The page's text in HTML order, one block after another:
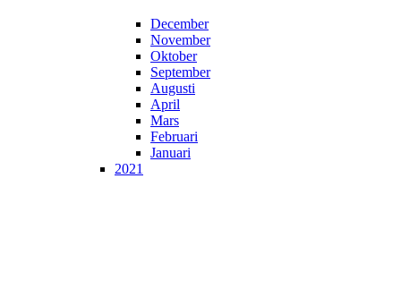
December
November
Oktober
September
Augusti
April
Mars
Februari
Januari
2021